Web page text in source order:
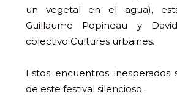
un vegetal en el agua),
Guillaume Popineau y
colectivo Cultures urbaines.
Estos encuentros
de este festival silencioso.